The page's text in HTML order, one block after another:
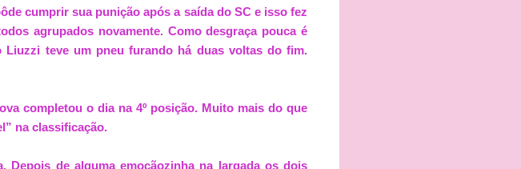
cumprir sua punição após a saída do SC e isso fez
agrupados novamente. Como desgraça pouca é
Liuzzi teve um pneu furando há duas voltas do fim.
completou o dia na 4º posição. Muito mais do que
na classificação.
Depois de alguma emoçãozinha na largada os dois